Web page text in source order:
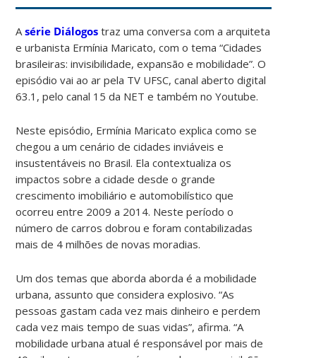
Asérie Diálogos traz uma conversa com a arquiteta
e urbanista Ermínia Maricato, com o tema “Cidades
brasileiras: invisibilidade, expansão e mobilidade”. O
episódio vai ao ar pela TV UFSC, canal aberto digital
63.1, pelo canal 15 da NET e também no Youtube.
Neste episódio, Ermínia Maricato explica como se
chegou a um cenário de cidades inviáveis e
insustentáveis no Brasil. Ela contextualiza os
impactos sobre a cidade desde o grande
crescimento imobiliário e automobilístico que
ocorreu entre 2009 a 2014. Neste período o
número de carros dobrou e foram contabilizadas
mais de 4 milhões de novas moradias.
Um dos temas que aborda aborda é a mobilidade
urbana, assunto que considera explosivo. “As
pessoas gastam cada vez mais dinheiro e perdem
cada vez mais tempo de suas vidas”, afirma. “A
mobilidade urbana atual é responsável por mais de